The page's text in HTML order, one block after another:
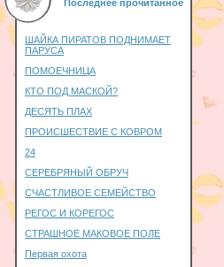
Последнее прочитанное
ШАЙКА ПИРАТОВ ПОДНИМАЕТ
ПАРУСА
ПОМОЕЧНИЦА
КТО ПОД МАСКОЙ?
ДЕСЯТЬ ПЛАХ
ПРОИСШЕСТВИЕ С КОВРОМ
24
СЕРЕБРЯНЫЙ ОБРУЧ
СЧАСТЛИВОЕ СЕМЕЙСТВО
РЕГОС И КОРЕГОС
СТРАШНОЕ МАКОВОЕ ПОЛЕ
Первая охота